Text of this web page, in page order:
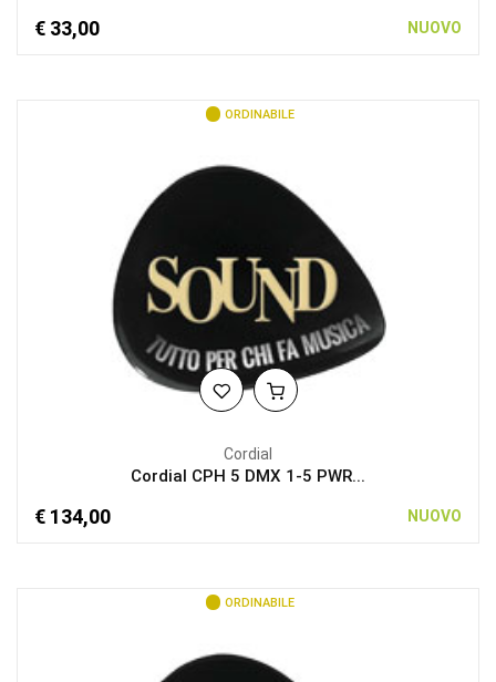
€ 33,00 NUOVO
ORDINABILE
Cordial
Cordial CPH 5 DMX 1-5 PWR...
€ 134,00 NUOVO
ORDINABILE